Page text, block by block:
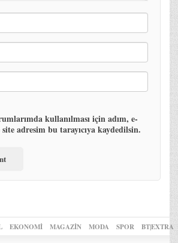
kullanılması için adım, e-
adresim bu tarayıcıya kaydedilsin.
EKONOMİ MAGAZİN MODA SPOR BT|EXTRA